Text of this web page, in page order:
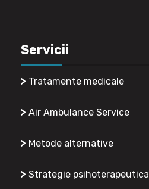
Servicii
> Tratamente medicale
> Air Ambulance Service
> Metode alternative
> Strategie psihoterapeutica